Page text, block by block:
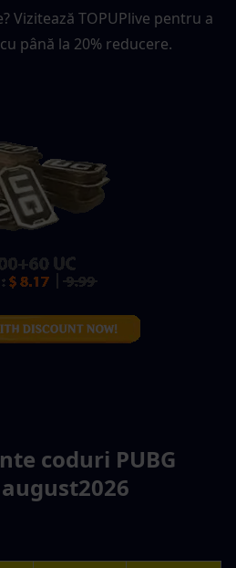
Vizitează TOPUPlive pentru a
cu până la 20% reducere.
coduri PUBG
2026